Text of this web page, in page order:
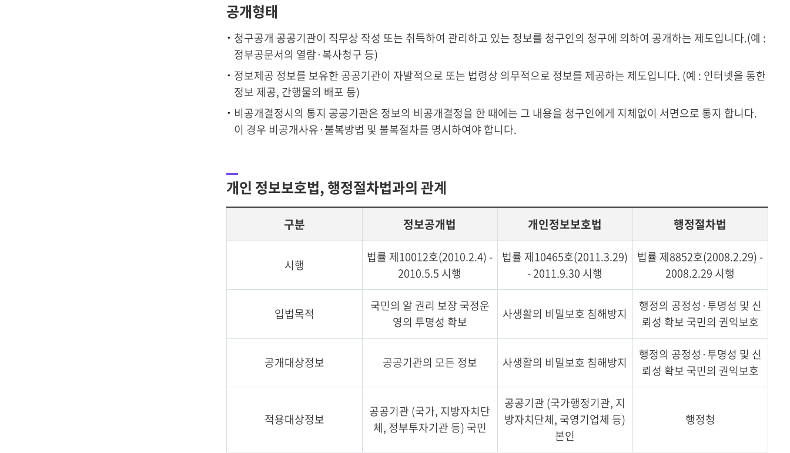
공개형태
청구공개 공공기관이 직무상 작성 또는 취득하여 관리하고 있는 정보를 청구인의 청구에 의하여 공개하는 제도입니다.(예 :
정부공문서의 열람·복사청구 등)
정보제공 정보를 보유한 공공기관이 자발적으로 또는 법령상 의무적으로 정보를 제공하는 제도입니다. (예 : 인터넷을 통한
정보 제공, 간행물의 배포 등)
비공개결정시의 통지 공공기관은 정보의 비공개결정을 한 때에는 그 내용을 청구인에게 지체없이 서면으로 통지 합니다.
이 경우 비공개사유·불복방법 및 불복절차를 명시하여야 합니다.
개인 정보보호법, 행정절차법과의 관계
구분 정보공개법 개인정보보호법 행정절차법
시행
법률 제10012호(2010.2.4) -
2010.5.5 시행
법률 제10465호(2011.3.29)
- 2011.9.30 시행
법률 제8852호(2008.2.29) -
2008.2.29 시행
입법목적
국민의 알 권리 보장 국정운
영의 투명성 확보
사생활의 비밀보호 침해방지
행정의 공정성·투명성 및 신
뢰성 확보 국민의 권익보호
공개대상정보 공공기관의 모든 정보 사생활의 비밀보호 침해방지
행정의 공정성·투명성 및 신
뢰성 확보 국민의 권익보호
적용대상정보
공공기관 (국가, 지방자치단
체, 정부투자기관 등) 국민
공공기관 (국가행정기관, 지
방자치단체, 국영기업체 등)
본인
행정청